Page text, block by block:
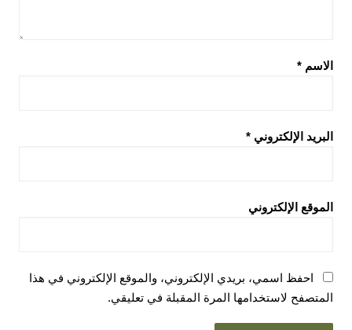
الاسم *
البريد الإلكتروني *
الموقع الإلكتروني
احفظ اسمي، بريدي الإلكتروني، والموقع الإلكتروني في هذا
المتصفح لاستخدامها المرة المقبلة في تعليقي.